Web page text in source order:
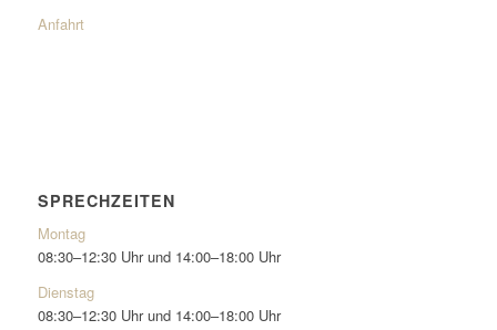
Anfahrt
SPRECHZEITEN
Montag
08:30–12:30 Uhr und 14:00–18:00 Uhr
Dienstag
08:30–12:30 Uhr und 14:00–18:00 Uhr